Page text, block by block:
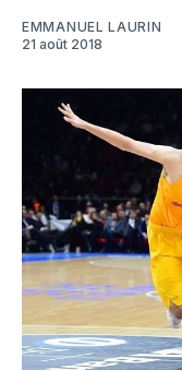
EMMANUEL LAURIN
21 août 2018